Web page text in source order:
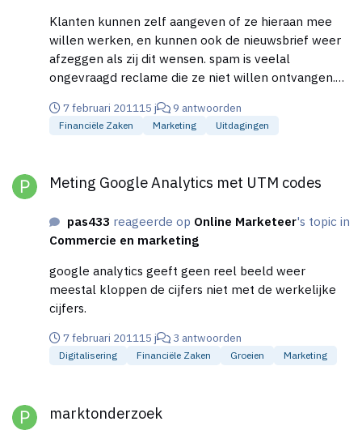
Klanten kunnen zelf aangeven of ze hieraan mee
willen werken, en kunnen ook de nieuwsbrief weer
afzeggen als zij dit wensen. spam is veelal
ongevraagd reclame die ze niet willen ontvangen.
van bijv. easyjet en ing ik heb hier geen bezwaar
tegen.
7 februari 2011 15 j 9 antwoorden
Financiële Zaken Marketing Uitdagingen
Meting Google Analytics met UTM codes
pas433 reageerde op Online Marketeer's topic in
Commercie en marketing
google analytics geeft geen reel beeld weer
meestal kloppen de cijfers niet met de werkelijke
cijfers.
7 februari 201115 j 3 antwoorden
Digitalisering Financiële Zaken Groeien Marketing
marktonderzoek